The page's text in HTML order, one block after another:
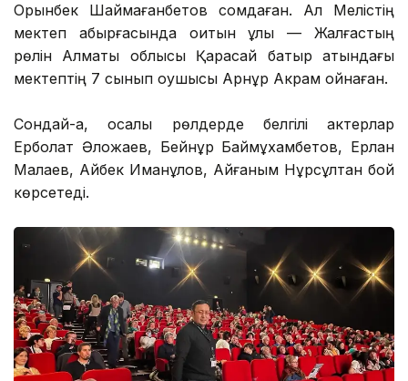
Орынбек Шаймағанбетов сомдаған. Ал Мелістің
мектеп қабырғасында оқитын ұлы — Жалғастың
рөлін Алматы облысы Қарасай батыр атындағы
мектептің 7 сынып оқушысы Арнұр Акрам ойнаған.
Сондай-ақ, қосалқы рөлдерде белгілі актерлар
Ерболат Әлқожаев, Бейнұр Баймұхамбетов, Ерлан
Малаев, Айбек Иманқұлов, Айғаным Нұрсұлтан бой
көрсетеді.